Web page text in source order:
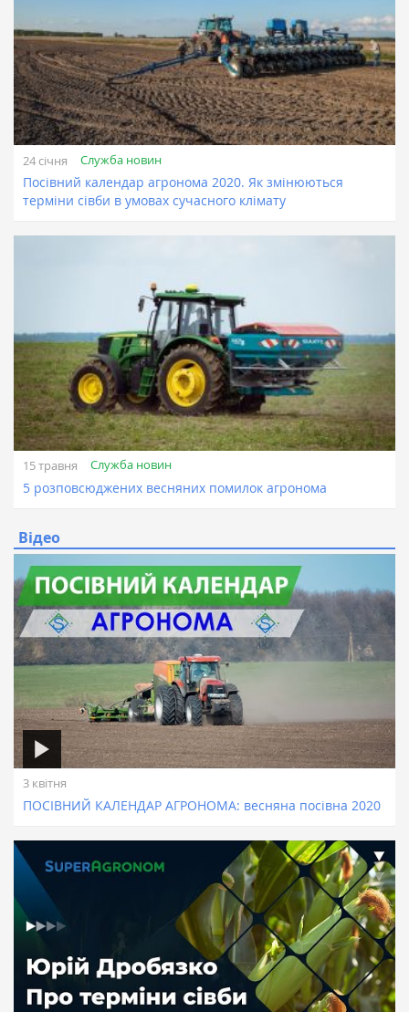
24 січня Служба новин
Посівний календар агронома 2020. Як змінюються
терміни сівби в умовах сучасного клімату
15 травня Служба новин
5 розповсюджених весняних помилок агронома
Відео
3 квітня
ПОСІВНИЙ КАЛЕНДАР АГРОНОМА: весняна посівна 2020